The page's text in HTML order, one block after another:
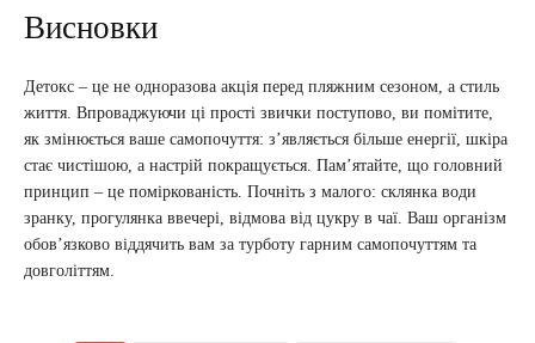
Висновки
Детокс – це не одноразова акція перед пляжним сезоном, а стиль
життя. Впроваджуючи ці прості звички поступово, ви помітите,
як змінюється ваше самопочуття: з’являється більше енергії, шкіра
стає чистішою, а настрій покращується. Пам’ятайте, що головний
принцип – це поміркованість. Почніть з малого: склянка води
зранку, прогулянка ввечері, відмова від цукру в чаї. Ваш організм
обов’язково віддячить вам за турботу гарним самопочуттям та
довголіттям.